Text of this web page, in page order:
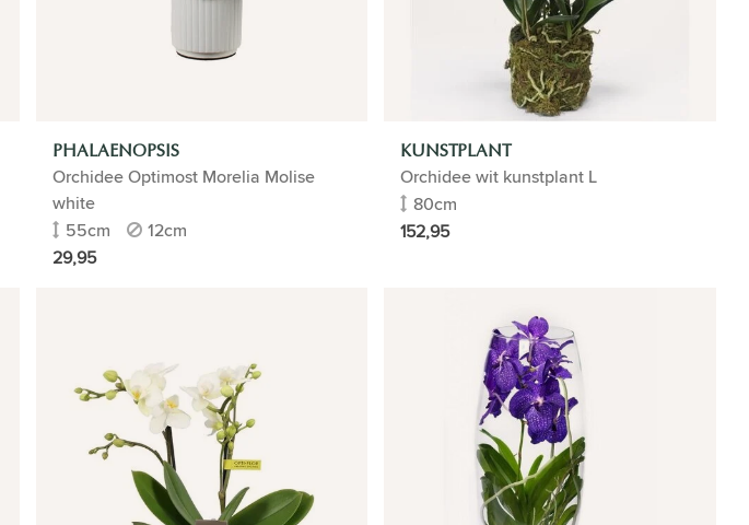
PHALAENOPSIS
Orchidee Optimost Morelia Molise
white
55cm
12cm
29,95
KUNSTPLANT
Orchidee wit kunstplant L
80cm
152,95